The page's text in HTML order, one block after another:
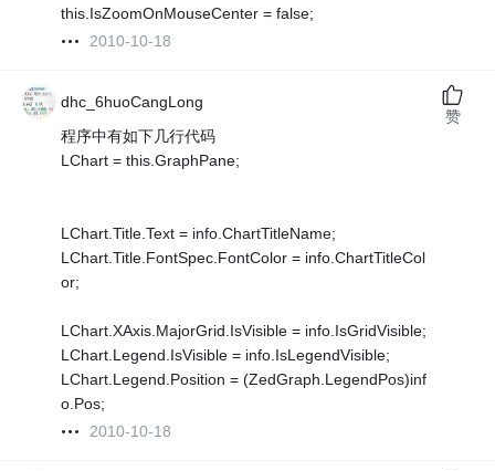
this.IsZoomOnMouseCenter = false;
2010-10-18
dhc_6huoCangLong
程序中有如下几行代码
LChart = this.GraphPane;
LChart.Title.Text = info.ChartTitleName;
LChart.Title.FontSpec.FontColor = info.ChartTitleCol
or;
LChart.XAxis.MajorGrid.IsVisible = info.IsGridVisible;
LChart.Legend.IsVisible = info.IsLegendVisible;
LChart.Legend.Position = (ZedGraph.LegendPos)inf
o.Pos;
2010-10-18
赞